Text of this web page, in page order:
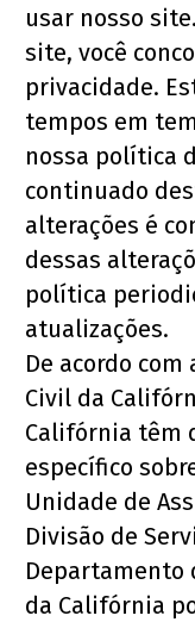
usar nosso
site, você
privacidade.
tempos em
nossa política
continuado
alterações é
dessas
política
atualizações.
De acordo com
Civil da
Califórnia têm
específico
Unidade de
Divisão de
Departamento
da Califórnia